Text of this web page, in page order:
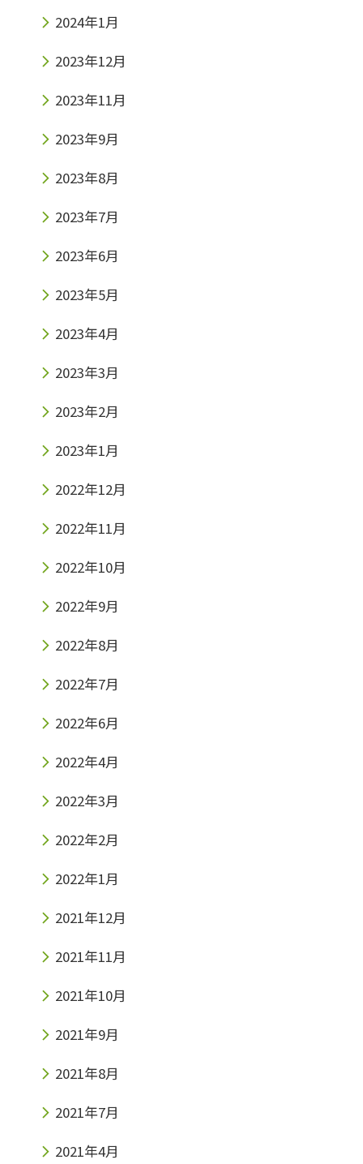
2024年1月
2023年12月
2023年11月
2023年9月
2023年8月
2023年7月
2023年6月
2023年5月
2023年4月
2023年3月
2023年2月
2023年1月
2022年12月
2022年11月
2022年10月
2022年9月
2022年8月
2022年7月
2022年6月
2022年4月
2022年3月
2022年2月
2022年1月
2021年12月
2021年11月
2021年10月
2021年9月
2021年8月
2021年7月
2021年4月